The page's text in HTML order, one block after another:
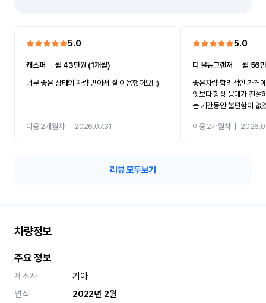
5.0
캐스퍼
월 43만원 (1개월)
너무 좋은 상태의 차량 받아서 잘 이용했어요! :)
이용 2개월차ㅣ 2026.07.31
5.0
디 올뉴그랜저 ㅣ월 56
좋은차량 합리적인 가격
엇보다 항상 응대가 친절
는 기간동안 불편함이 없
카 렌트 고민없이 강추합
이용 2개월차ㅣ
리뷰 모두보기
차량정보
주요 정보
제조사
기아
연식
2022년 2월